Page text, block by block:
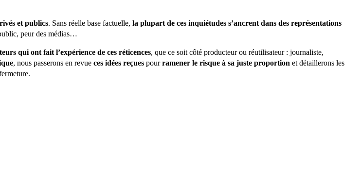
et publics. Sans réelle base factuelle, la plupart de ces inquiétudes s’ancrent dans des représentations
peur des médias…
qui ont fait l’expérience de ces réticences, que ce soit côté producteur ou réutilisateur : journaliste,
, nous passerons en revue ces idées reçues pourramener le risque à sa juste proportion et détaillerons les